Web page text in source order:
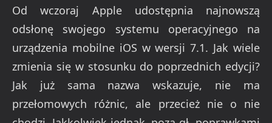
Od wczoraj Apple udostępnia najnowszą
odsłonę swojego systemu operacyjnego na
urządzenia mobilne iOS w wersji 7.1. Jak wiele
zmienia się w stosunku do poprzednich edycji?
Jak już sama nazwa wskazuje, nie ma
przełomowych różnic, ale przecież nie o nie